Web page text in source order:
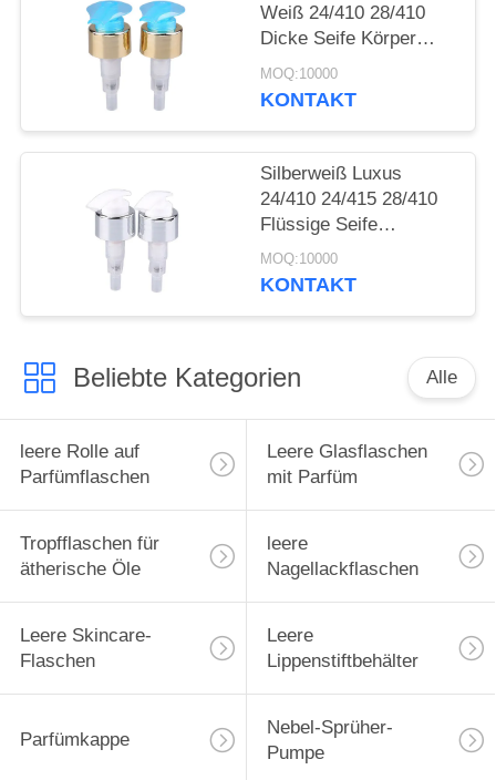
Weiß 24/410 28/410
Dicke Seife Körper
Lotion Dispenser
Kunststoff Aluminium
MOQ:10000
KONTAKT
Silberweiß Luxus
24/410 24/415 28/410
Flüssige Seife
Kunststoff Aluminium
Creme Lotion Pumpe
MOQ:10000
KONTAKT
Beliebte Kategorien Alle
leere Rolle auf
Parfümflaschen
Leere Glasflaschen
mit Parfüm
Tropfflaschen für
ätherische Öle
leere
Nagellackflaschen
Leere Skincare-
Flaschen
Leere
Lippenstiftbehälter
Parfümkappe
Nebel-Sprüher-
Pumpe